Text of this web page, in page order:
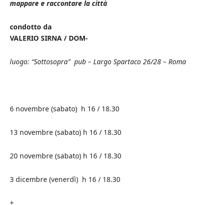
mappare e raccontare la città
condotto da
VALERIO SIRNA / DOM-
luogo: “Sottosopra” pub – Largo Spartaco 26/28 – Roma
6 novembre (sabato) h 16 / 18.30
13 novembre (sabato) h 16 / 18.30
20 novembre (sabato) h 16 / 18.30
3 dicembre (venerdì) h 16 / 18.30
+